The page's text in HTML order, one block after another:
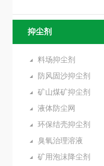
抑尘剂
料场抑尘剂
防风固沙抑尘剂
矿山煤矿抑尘剂
液体防尘网
环保结壳抑尘剂
臭氧治理溶液
矿用泡沫降尘剂